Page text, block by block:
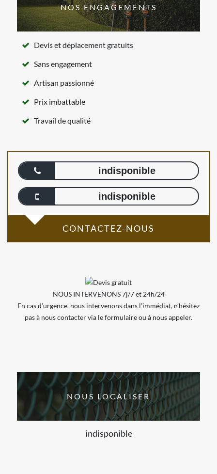
NOS ENGAGEMENTS
Devis et déplacement gratuits
Sans engagement
Artisan passionné
Prix imbattable
Travail de qualité
indisponible
indisponible
CONTACTEZ-NOUS
NOUS INTERVENONS 7j/7 et 24h/24
En cas d’urgence, nous intervenons dans l’immédiat, n’hésitez
pas à nous contacter via le formulaire ou à nous appeler.
NOUS LOCALISER
indisponible